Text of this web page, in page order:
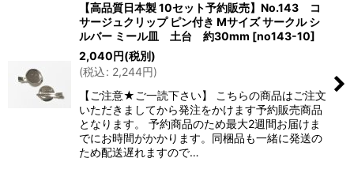
【高品質日本製 10セット予約販売】No.143 コ
サージュクリップ ピン付き Mサイズ サークル シ
ルバー ミール皿 土台 約30mm [no143-10]
2,040円(税別)
(税込: 2,244円)
【ご注意★ご一読下さい】 こちらの商品はご注文
いただきましてから発注をかけます予約販売商品
となります。 予約商品のため最大2週間お届けま
でにお時間がかかります。同梱品も一緒に発送の
ため配送遅れますので…